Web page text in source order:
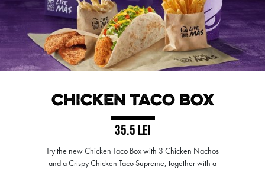
CHICKEN TACO BOX
35.5 LEI
Try the new Chicken Taco Box with 3 Chicken Nachos
and a Crispy Chicken Taco Supreme, together with a